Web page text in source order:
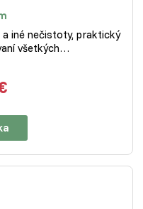
iné nečistoty, praktický
všetkých…